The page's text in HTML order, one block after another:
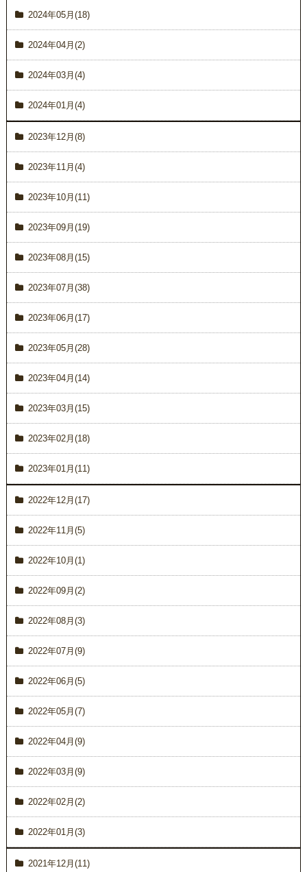
2024年05月(18)
2024年04月(2)
2024年03月(4)
2024年01月(4)
2023年12月(8)
2023年11月(4)
2023年10月(11)
2023年09月(19)
2023年08月(15)
2023年07月(38)
2023年06月(17)
2023年05月(28)
2023年04月(14)
2023年03月(15)
2023年02月(18)
2023年01月(11)
2022年12月(17)
2022年11月(5)
2022年10月(1)
2022年09月(2)
2022年08月(3)
2022年07月(9)
2022年06月(5)
2022年05月(7)
2022年04月(9)
2022年03月(9)
2022年02月(2)
2022年01月(3)
2021年12月(11)